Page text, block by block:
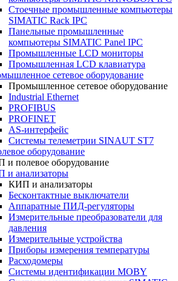
Стоечные промышленные компьютеры
SIMATIC Rack IPC
Панельные промышленные
компьютеры SIMATIC Panel IPC
Промышленные LCD мониторы
Промышленная LCD клавиатура
сетевое оборудование
Промышленное сетевое оборудование
Industrial Ethernet
PROFIBUS
PROFINET
AS-интерфейс
Системы телеметрии SINAUT ST7
оборудование
и полевое оборудование
и анализаторы
КИП и анализаторы
Бесконтактные выключатели
Аппаратные ПИД-регуляторы
Измерительные преобразователи для
давления
Измерительные устройства
Приборы измерения температуры
Расходомеры
Системы идентификации MOBY